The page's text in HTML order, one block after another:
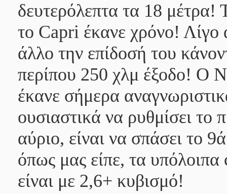
δευτερόλεπτα τα 18
το Capri έκανε χρόνο! Λίγο
άλλο την επίδοσή του
περίπου 250 χλμ έξοδο! Ο
έκανε σήμερα
ουσιαστικά να ρυθμίσει
αύριο, είναι να σπάσει το
όπως μας είπε, τα
είναι με 2,6+ κυβισμό!